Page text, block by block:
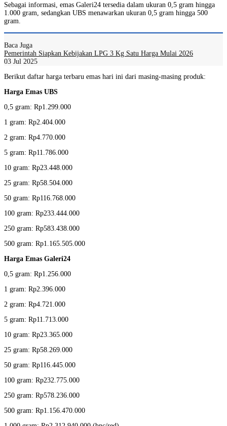
Sebagai informasi, emas Galeri24 tersedia dalam ukuran 0,5 gram hingga
1.000 gram, sedangkan UBS menawarkan ukuran 0,5 gram hingga 500
gram.
Baca Juga
Pemerintah Siapkan Kebijakan LPG 3 Kg Satu Harga Mulai 2026
03 Jul 2025
Berikut daftar harga terbaru emas hari ini dari masing-masing produk:
Harga Emas UBS
0,5 gram: Rp1.299.000
1 gram: Rp2.404.000
2 gram: Rp4.770.000
5 gram: Rp11.786.000
10 gram: Rp23.448.000
25 gram: Rp58.504.000
50 gram: Rp116.768.000
100 gram: Rp233.444.000
250 gram: Rp583.438.000
500 gram: Rp1.165.505.000
Harga Emas Galeri24
0,5 gram: Rp1.256.000
1 gram: Rp2.396.000
2 gram: Rp4.721.000
5 gram: Rp11.713.000
10 gram: Rp23.365.000
25 gram: Rp58.269.000
50 gram: Rp116.445.000
100 gram: Rp232.775.000
250 gram: Rp578.236.000
500 gram: Rp1.156.470.000